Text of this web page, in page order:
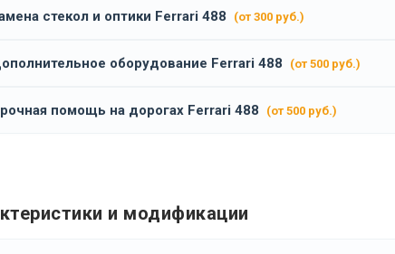
стекол и оптики Ferrari 488 (от 300 руб.)
оборудование Ferrari 488 (от 500 руб.)
помощь на дорогах Ferrari 488 (от 500 руб.)
и модификации